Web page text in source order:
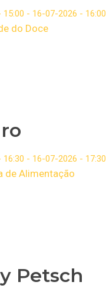
15:00 - 16-07-2026 - 16:00
do Doce
16:30 - 16-07-2026 - 17:30
de Alimentação
Petsch